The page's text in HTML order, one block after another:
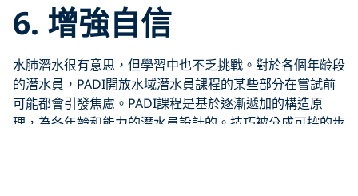
6. 增強自信
水肺潛水很有意思，但學習中也不乏挑戰。對於各個年齡段
的潛水員，PADI開放水域潛水員課程的某些部分在嘗試前
可能都會引發焦慮。PADI課程是基於逐漸遞加的構造原
理，為各年齡和能力的潛水員設計的。技巧被分成可控的步